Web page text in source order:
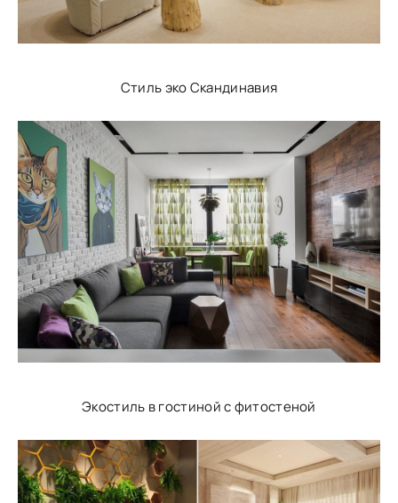
Стиль эко Скандинавия
Экостиль в гостиной с фитостеной